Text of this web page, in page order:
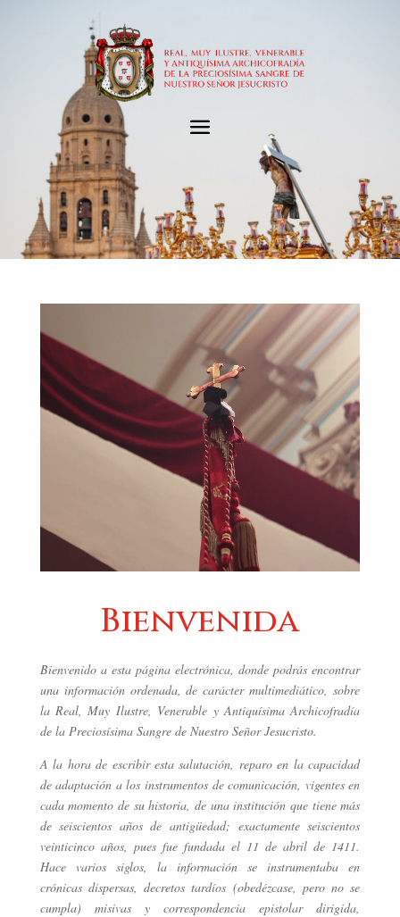
de
vídeo
Bienvenida
Bienvenido a esta página electrónica, donde podrás encontrar
una información ordenada, de carácter multimediático, sobre
la Real, Muy Ilustre, Venerable y Antiquísima Archicofradía
de la Preciosísima Sangre de Nuestro Señor Jesucristo.
A la hora de escribir esta salutación, reparo en la capacidad
de adaptación a los instrumentos de comunicación, vigentes en
cada momento de su historia, de una institución que tiene más
de seiscientos años de antigüedad; exactamente seiscientos
veinticinco años, pues fue fundada el 11 de abril de 1411.
Hace varios siglos, la información se instrumentaba en
crónicas dispersas, decretos tardíos (obedézcase, pero no se
cumpla) misivas y correspondencia epistolar dirigida,